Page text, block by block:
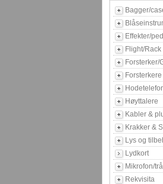
Bagger/
Effekter/
Flight/Rack
Forsterker/
Forsterkere
Høyttalere
Kabler &
Krakker &
Lys og
Lydkort
Mikrofon/
Rekvisita